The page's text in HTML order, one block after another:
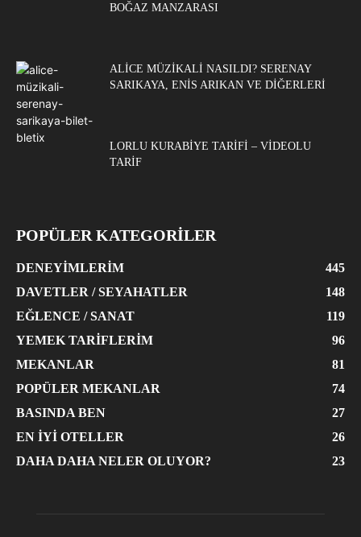
BOĞAZ MANZARASI
ALICE MÜZIKALI NASILDI? SERENAY
SARIKAYA, ENIS ARIKAN VE DIĞERLERI
LORLU KURABIYE TARIFI – VIDEOLU
TARIF
POPÜLER KATEGORİLER
DENEYIMLERIM
445
DAVETLER / SEYAHATLER
148
EĞLENCE / SANAT
119
YEMEK TARIFLERIM
96
MEKANLAR
81
POPÜLER MEKANLAR
74
BASINDA BEN
27
EN İYI OTELLER
26
DAHA DAHA NELER OLUYOR?
23